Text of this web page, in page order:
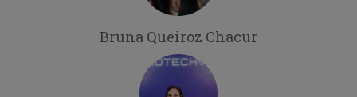
Bruna Queiroz Chacur